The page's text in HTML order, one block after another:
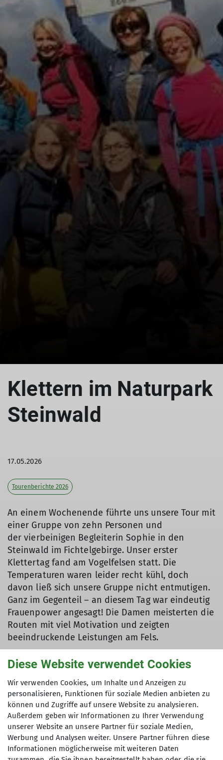
Klettern im Naturpark
Steinwald
17.05.2026
Tourenberichte 2026
An einem Wochenende führte uns unsere Tour mit
einer Gruppe von zehn Personen und
der vierbeinigen Begleiterin Sophie in den
Steinwald im Fichtelgebirge. Unser erster
Klettertag fand am Vogelfelsen statt. Die
Temperaturen waren leider recht kühl, doch
davon ließ sich unsere Gruppe nicht entmutigen.
Ganz im Gegenteil – an diesem Tag war eindeutig
Frauenpower angesagt! Die Damen meisterten die
Routen mit viel Motivation und zeigten
beeindruckende Leistungen am Fels.
Am Abend wurden wir mit leckerer
Hausmannskost in Buffetform belohnt. Den Tag
ließen wir anschließend bei einer lustigen
Billardrunde ausklingen, bei der der Spaß trotz
unserer begrenzten Fähigkeiten eindeutig im
Vordergrund stand.
Diese Website verwendet Cookies
Wir verwenden Cookies, um Inhalte und Anzeigen zu
personalisieren, Funktionen für soziale Medien anbieten zu
können und Zugriffe auf unsere Website zu analysieren.
Außerdem geben wir Informationen zu Ihrer Verwendung
unserer Website an unsere Partner für soziale Medien,
Werbung und Analysen weiter. Unsere Partner führen diese
Informationen möglicherweise mit weiteren Daten